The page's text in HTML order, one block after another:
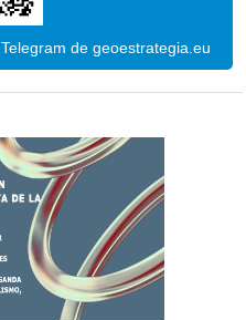
de geoestrategia.eu